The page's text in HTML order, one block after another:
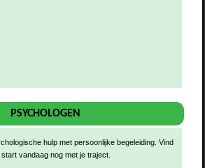
PSYCHOLOGEN
hulp met persoonlijke begeleiding. Vind
vandaag nog met je traject.